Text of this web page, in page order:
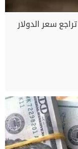
سعر الدولار